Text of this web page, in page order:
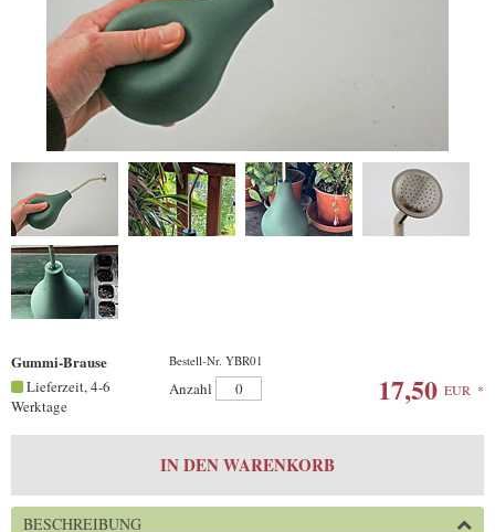
Gummi-Brause Bestell-Nr. YBR01
Lieferzeit, 4-6
Werktage
Anzahl 17,50 EUR *
IN DEN WARENKORB
BESCHREIBUNG